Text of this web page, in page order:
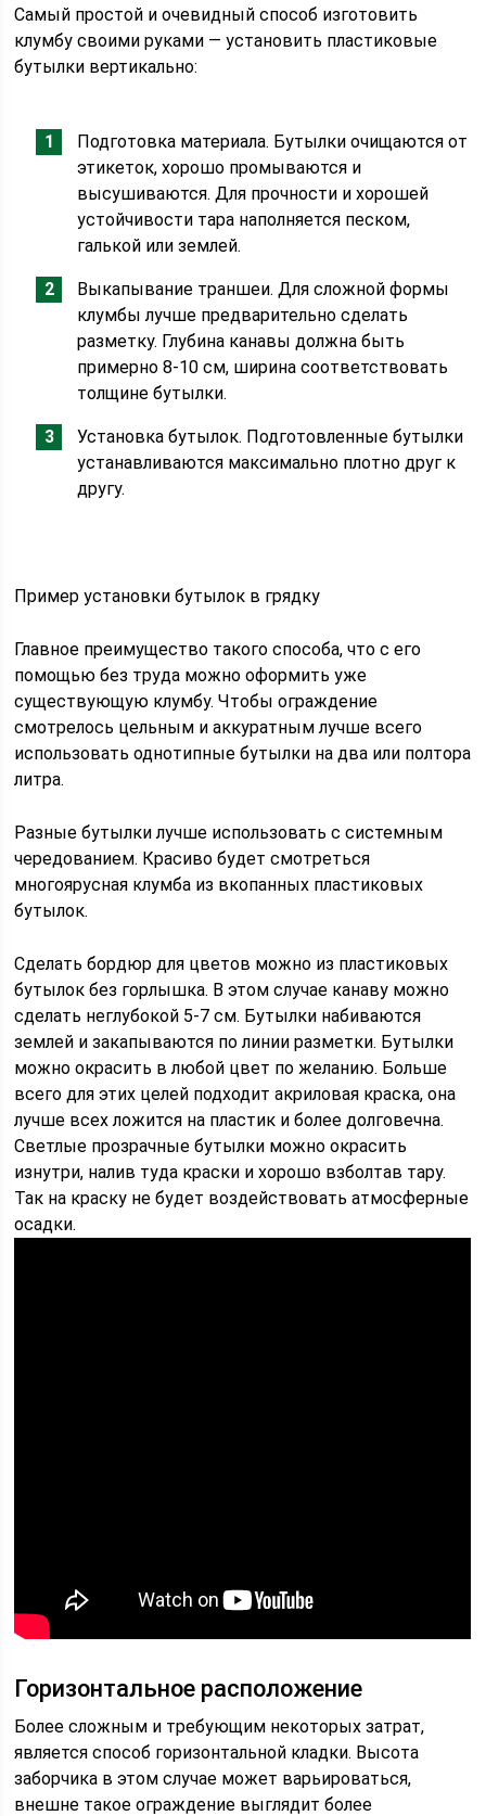
Самый простой и очевидный способ изготовить
клумбу своими руками — установить пластиковые
бутылки вертикально:
Подготовка материала. Бутылки очищаются от
этикеток, хорошо промываются и
высушиваются. Для прочности и хорошей
устойчивости тара наполняется песком,
галькой или землей.
Выкапывание траншеи. Для сложной формы
клумбы лучше предварительно сделать
разметку. Глубина канавы должна быть
примерно 8-10 см, ширина соответствовать
толщине бутылки.
Установка бутылок. Подготовленные бутылки
устанавливаются максимально плотно друг к
другу.
Пример установки бутылок в грядку
Главное преимущество такого способа, что с его
помощью без труда можно оформить уже
существующую клумбу. Чтобы ограждение
смотрелось цельным и аккуратным лучше всего
использовать однотипные бутылки на два или полтора
литра.
Разные бутылки лучше использовать с системным
чередованием. Красиво будет смотреться
многоярусная клумба из вкопанных пластиковых
бутылок.
Сделать бордюр для цветов можно из пластиковых
бутылок без горлышка. В этом случае канаву можно
сделать неглубокой 5-7 см. Бутылки набиваются
землей и закапываются по линии разметки. Бутылки
можно окрасить в любой цвет по желанию. Больше
всего для этих целей подходит акриловая краска, она
лучше всех ложится на пластик и более долговечна.
Светлые прозрачные бутылки можно окрасить
изнутри, налив туда краски и хорошо взболтав тару.
Так на краску не будет воздействовать атмосферные
осадки.
Горизонтальное расположение
Более сложным и требующим некоторых затрат,
является способ горизонтальной кладки. Высота
заборчика в этом случае может варьироваться,
внешне такое ограждение выглядит более